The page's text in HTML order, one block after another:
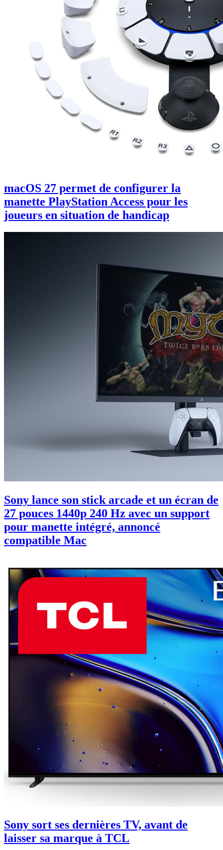
macOS 27 permet de configurer la
manette PlayStation Access pour les
joueurs en situation de handicap
Sony lance son stick arcade et un écran de
27 pouces 1440p 240 Hz avec un support
pour manette intégré, annoncé
compatible Mac
Sony sort ses dernières TV, avant de
laisser sa marque à TCL